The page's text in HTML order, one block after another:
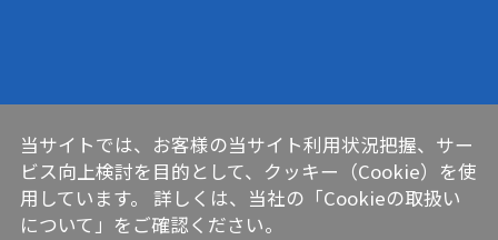
当サイトでは、お客様の当サイト利用状況把握、サー
ビス向上検討を目的として、クッキー（Cookie）を使
用しています。 詳しくは、当社の 「Cookieの取扱い
について」 をご確認ください。